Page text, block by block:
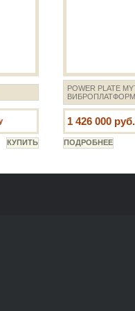
POWER PLATE
1 426 000 руб.